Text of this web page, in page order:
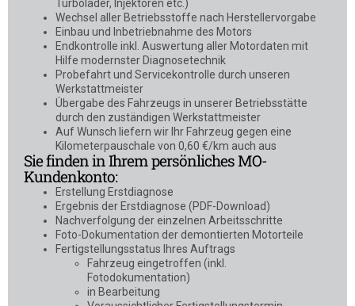
Turbolader, Injektoren etc.)
Wechsel aller Betriebsstoffe nach Herstellervorgabe
Einbau und Inbetriebnahme des Motors
Endkontrolle inkl. Auswertung aller Motordaten mit
Hilfe modernster Diagnosetechnik
Probefahrt und Servicekontrolle durch unseren
Werkstattmeister
Übergabe des Fahrzeugs in unserer Betriebsstätte
durch den zuständigen Werkstattmeister
Auf Wunsch liefern wir Ihr Fahrzeug gegen eine
Kilometerpauschale von 0,60 €/km auch aus
Sie finden in Ihrem persönliches MO-
Kundenkonto:
Erstellung Erstdiagnose
Ergebnis der Erstdiagnose (PDF-Download)
Nachverfolgung der einzelnen Arbeitsschritte
Foto-Dokumentation der demontierten Motorteile
Fertigstellungsstatus Ihres Auftrags
Fahrzeug eingetroffen (inkl.
Fotodokumentation)
in Bearbeitung